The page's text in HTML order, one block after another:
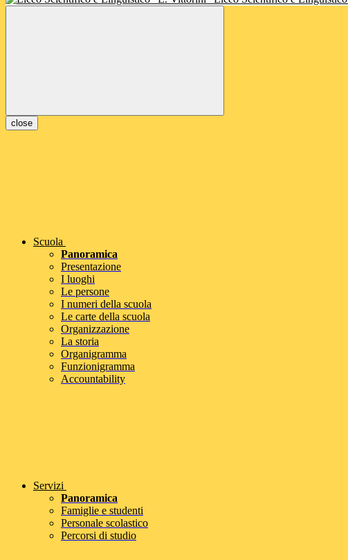
close
Scuola
Panoramica
Presentazione
I luoghi
Le persone
I numeri della scuola
Le carte della scuola
Organizzazione
La storia
Organigramma
Funzionigramma
Accountability
Servizi
Panoramica
Famiglie e studenti
Personale scolastico
Percorsi di studio